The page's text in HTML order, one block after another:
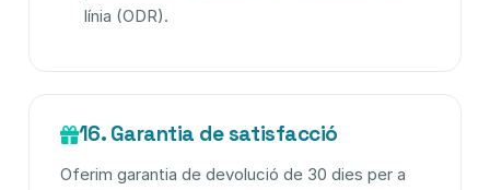
línia (ODR).
16. Garantia de satisfacció
Oferim garantia de devolució de 30 dies per a